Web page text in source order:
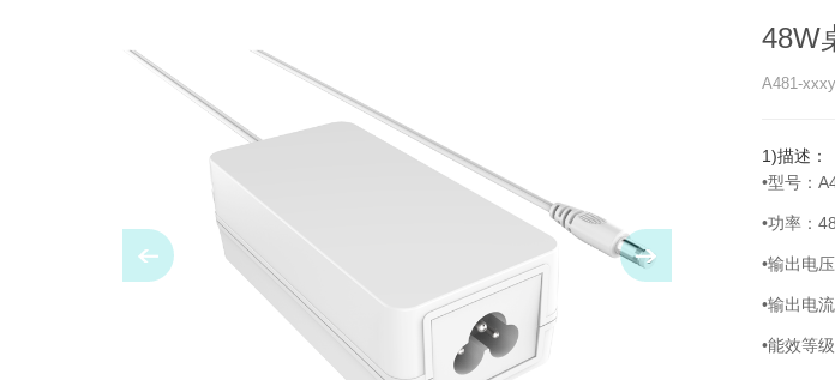
48W
A481-
1)描述：
•型号：
•功率：
•输出电
•输出电
•能效等